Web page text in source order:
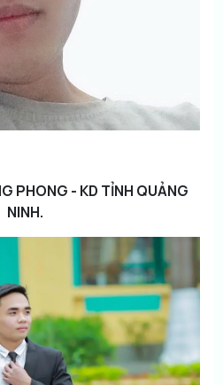
PHONG - KD TỈNH QUẢNG
NINH.